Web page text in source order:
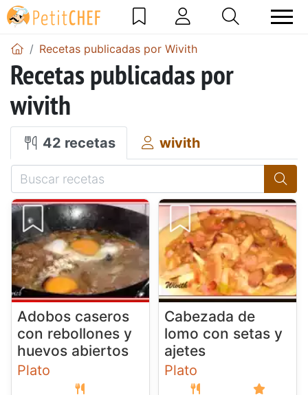
Recetas publicadas por Wivith
Recetas publicadas por
wivith
42 recetas wivith
Adobos caseros
con rebollones y
huevos abiertos
Plato
Cabezada de
lomo con setas y
ajetes
Plato